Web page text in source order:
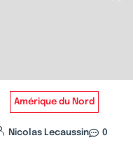
Amérique du Nord
Nicolas Lecaussin 0